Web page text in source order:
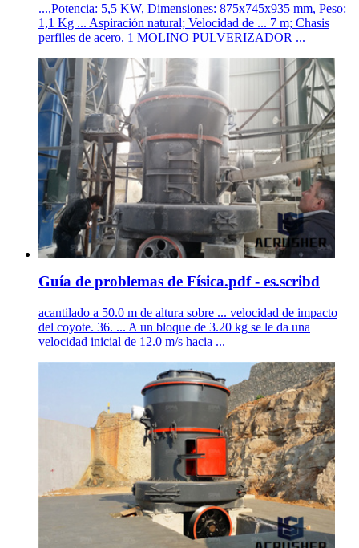
...,Potencia: 5,5 KW, Dimensiones: 875x745x935 mm, Peso:
1,1 Kg ... Aspiración natural; Velocidad de ... 7 m; Chasis
perfiles de acero. 1 MOLINO PULVERIZADOR ...
Guía de problemas de Física.pdf - es.scribd
acantilado a 50.0 m de altura sobre ... velocidad de impacto
del coyote. 36. ... A un bloque de 3.20 kg se le da una
velocidad inicial de 12.0 m/s hacia ...